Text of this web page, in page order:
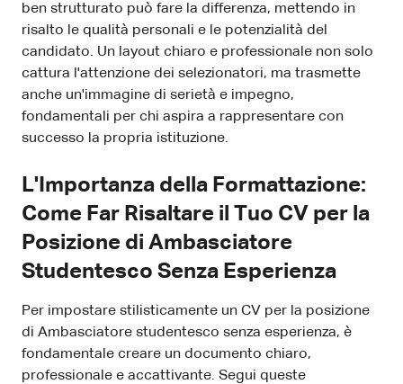
ben strutturato può fare la differenza, mettendo in
risalto le qualità personali e le potenzialità del
candidato. Un layout chiaro e professionale non solo
cattura l'attenzione dei selezionatori, ma trasmette
anche un'immagine di serietà e impegno,
fondamentali per chi aspira a rappresentare con
successo la propria istituzione.
L'Importanza della Formattazione:
Come Far Risaltare il Tuo CV per la
Posizione di Ambasciatore
Studentesco Senza Esperienza
Per impostare stilisticamente un CV per la posizione
di Ambasciatore studentesco senza esperienza, è
fondamentale creare un documento chiaro,
professionale e accattivante. Segui queste